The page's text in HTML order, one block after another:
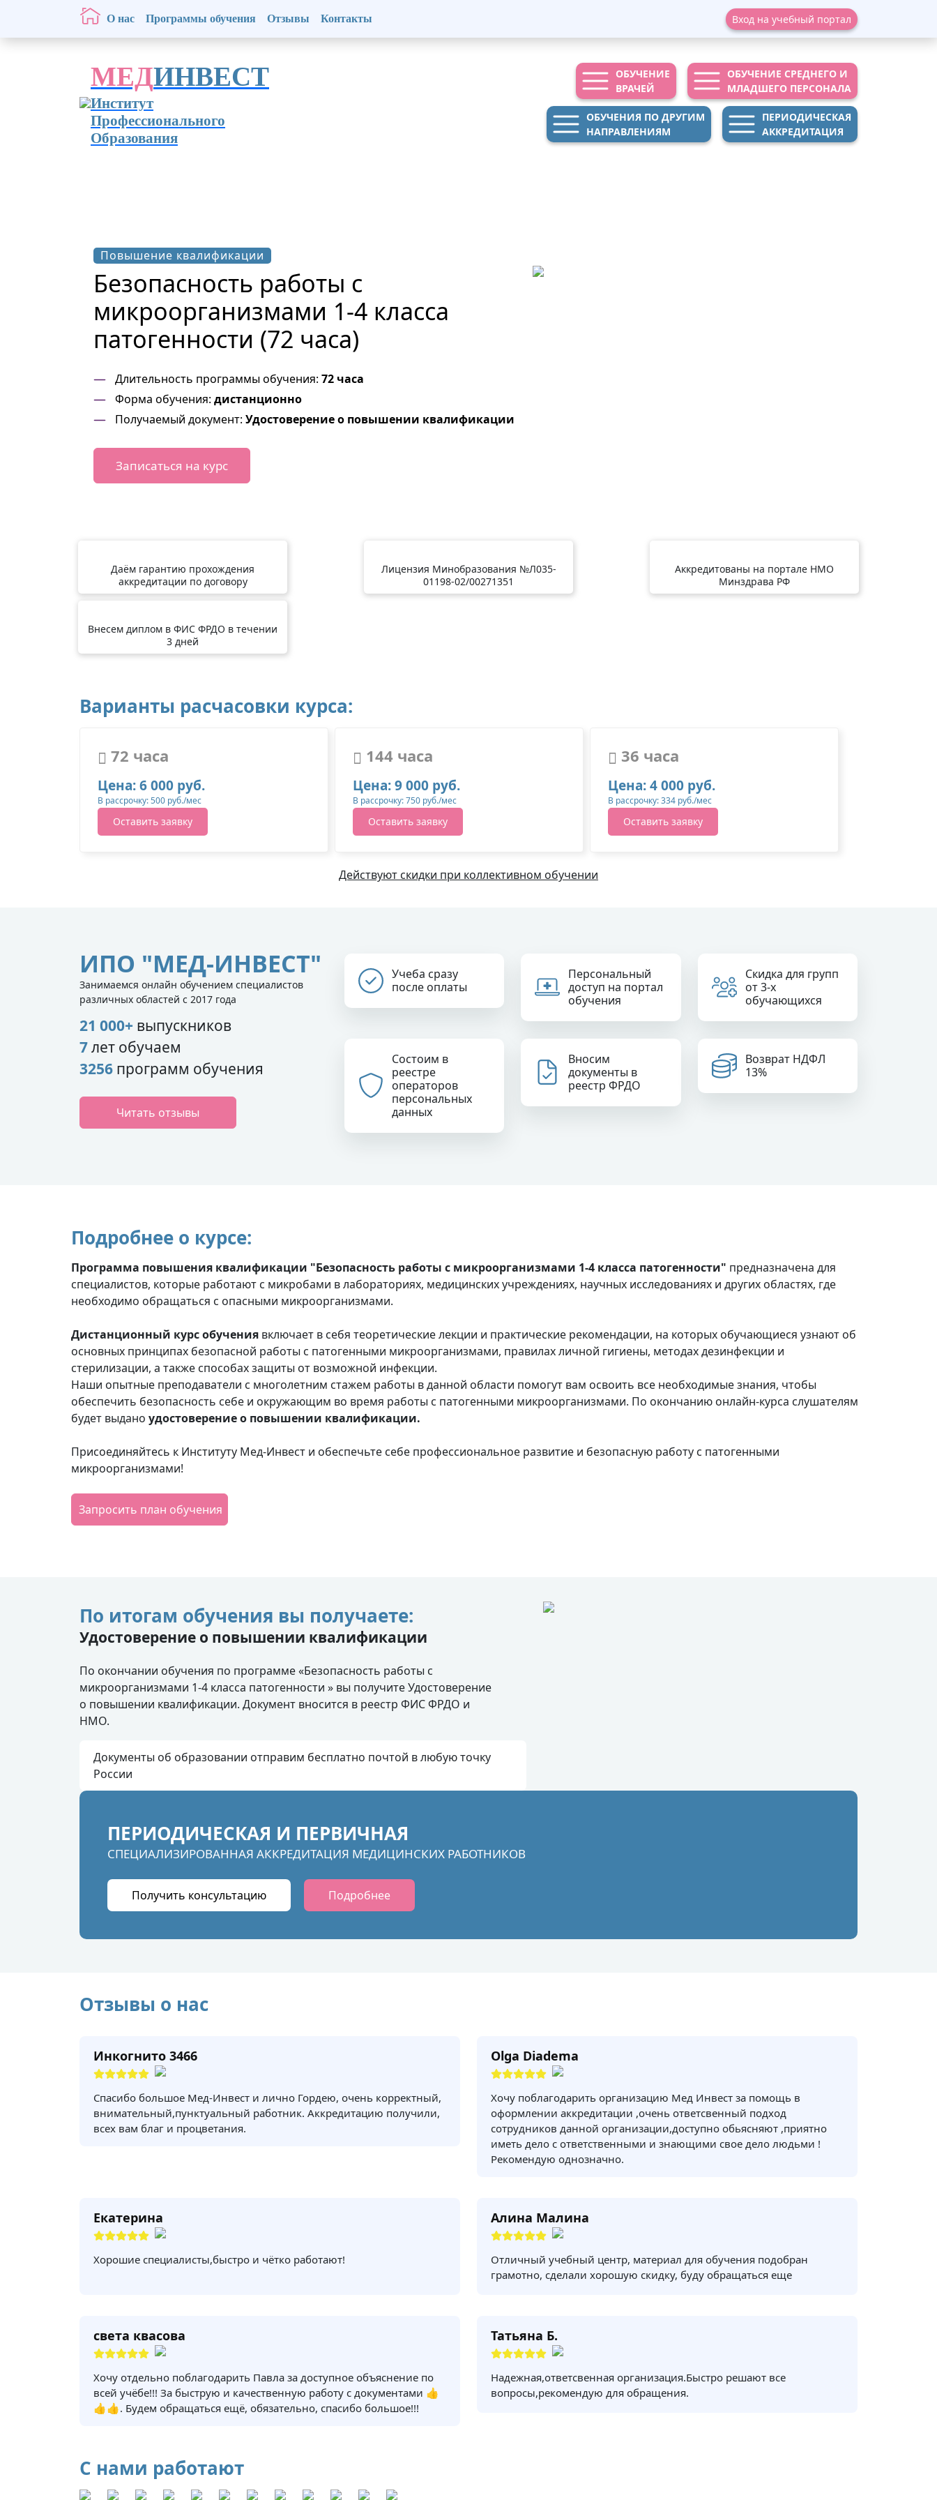
О нас Программы обучения Отзывы Контакты Вход на учебный портал
МЕДИНВЕСТ
Институт
Профессионального
Образования
ОБУЧЕНИЕ
ВРАЧЕЙ
ОБУЧЕНИЕ СРЕДНЕГО И
МЛАДШЕГО ПЕРСОНАЛА
ОБУЧЕНИЯ ПО ДРУГИМ
НАПРАВЛЕНИЯМ
ПЕРИОДИЧЕСКАЯ
АККРЕДИТАЦИЯ
Повышение квалификации
Безопасность работы с
микроорганизмами 1-4 класса
патогенности (72 часа)
Длительность программы обучения: 72 часа
Форма обучения: дистанционно
Получаемый документ: Удостоверение о повышении квалификации
Записаться на курс
Даём гарантию прохождения
аккредитации по договору
Лицензия Минобразования №Л035-
01198-02/00271351
Аккредитованы на портале НМО
Минздрава РФ
Внесем диплом в ФИС ФРДО в течении
3 дней
Варианты расчасовки курса:
72 часа
Цена: 6 000 руб.
В рассрочку: 500 руб./мес
Оставить заявку
144 часа
Цена: 9 000 руб.
В рассрочку: 750 руб./мес
Оставить заявку
36 часа
Цена: 4 000 руб.
В рассрочку: 334 руб./мес
Оставить заявку
Действуют скидки при коллективном обучении
ИПО "МЕД-ИНВЕСТ"
Занимаемся онлайн обучением специалистов
различных областей с 2017 года
21 000+ выпускников
7лет обучаем
3256 программ обучения
Читать отзывы
Учеба сразу
после оплаты
Персональный
доступ на портал
обучения
Скидка для групп
от 3-х
обучающихся
Состоим в
реестре
операторов
персональных
данных
Вносим
документы в
реестр ФРДО
Возврат НДФЛ
13%
Подробнее о курсе:
Программа повышения квалификации "Безопасность работы с микроорганизмами 1-4 класса патогенности" предназначена для
специалистов, которые работают с микробами в лабораториях, медицинских учреждениях, научных исследованиях и других областях, где
необходимо обращаться с опасными микроорганизмами.
Дистанционный курс обучения включает в себя теоретические лекции и практические рекомендации, на которых обучающиеся узнают об
основных принципах безопасной работы с патогенными микроорганизмами, правилах личной гигиены, методах дезинфекции и
стерилизации, а также способах защиты от возможной инфекции.
Наши опытные преподаватели с многолетним стажем работы в данной области помогут вам освоить все необходимые знания, чтобы
обеспечить безопасность себе и окружающим во время работы с патогенными микроорганизмами. По окончанию онлайн-курса слушателям
будет выдано удостоверение о повышении квалификации.
Присоединяйтесь к Институту Мед-Инвест и обеспечьте себе профессиональное развитие и безопасную работу с патогенными
микроорганизмами!
Запросить план обучения
По итогам обучения вы получаете:
Удостоверение о повышении квалификации
По окончании обучения по программе «Безопасность работы с
микроорганизмами 1-4 класса патогенности » вы получите Удостоверение
о повышении квалификации. Документ вносится в реестр ФИС ФРДО и
НМО.
Документы об образовании отправим бесплатно почтой в любую точку
России
ПЕРИОДИЧЕСКАЯ И ПЕРВИЧНАЯ
СПЕЦИАЛИЗИРОВАННАЯ АККРЕДИТАЦИЯ МЕДИЦИНСКИХ РАБОТНИКОВ
Получить консультацию Подробнее
Отзывы о нас
Инкогнито 3466
Спасибо большое Мед-Инвест и лично Гордею, очень корректный,
внимательный,пунктуальный работник. Аккредитацию получили,
всех вам благ и процветания.
Olga Diadema
Хочу поблагодарить организацию Мед Инвест за помощь в
оформлении аккредитации ,очень ответсвенный подход
сотрудников данной организации,доступно обьясняют ,приятно
иметь дело с ответственными и знающими свое дело людьми !
Рекомендую однозначно.
Екатерина
Хорошие специалисты,быстро и чётко работают!
Алина Малина
Отличный учебный центр, материал для обучения подобран
грамотно, сделали хорошую скидку, буду обращаться еще
света квасова
Хочу отдельно поблагодарить Павла за доступное объяснение по
всей учёбе!!! За быструю и качественную работу с документами 👍
👍👍. Будем обращаться ещё, обязательно, спасибо большое!!!
Татьяна Б.
Надежная,ответсвенная организация.Быстро решают все
вопросы,рекомендую для обращения.
С нами работают